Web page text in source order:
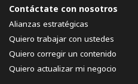
Contáctate con nosotros
Alianzas estratégicas
Quiero trabajar con ustedes
Quiero corregir un contenido
Quiero actualizar mi negocio